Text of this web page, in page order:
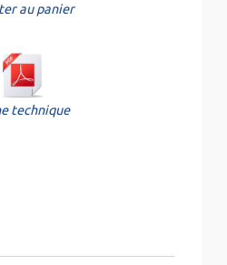
au panier
technique